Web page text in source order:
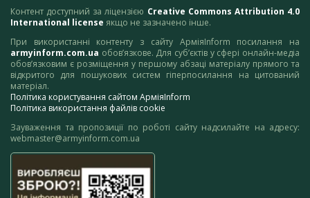
Контент доступний за ліцензією Creative Commons Attribution 4.0
International license якщо не зазначено інше.
При використанні контенту з сайту АрміяInform посилання на
armyinform.com.ua обов’язкове. Для суб’єктів у сфері онлайн-медіа
обов’язковим є розміщення у першому абзаці матеріалу прямого та
відкритого для пошукових систем гіперпосилання на цитований
матеріал.
Політика користування сайтом АрміяInform
Політика використання файлів cookie
Зауваження та пропозиції по роботі сайту надсилайте на адресу:
webmaster@armyinform.com.ua